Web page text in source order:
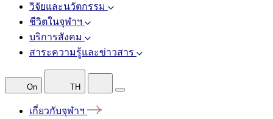
วิจัยและนวัตกรรม
ชีวิตในจุฬาฯ
บริการสังคม
สาระความรู้และข่าวสาร
On TH
เกี่ยวกับจุฬาฯ